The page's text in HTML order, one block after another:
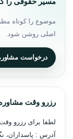
موضوع را کوتاه
اصلی روشن شود.
درخواست
رزرو وقت
لطفا برای رزرو
آدرس : پاسداران،